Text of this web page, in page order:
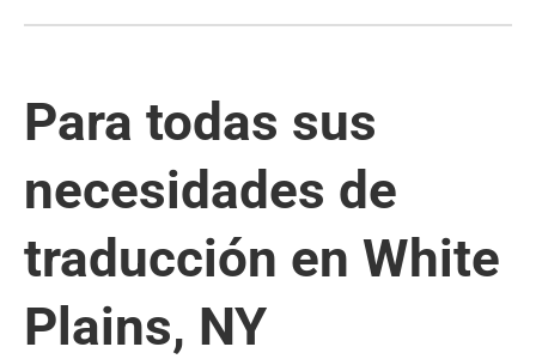
Para todas sus
necesidades de
traducción en White
Plains, NY